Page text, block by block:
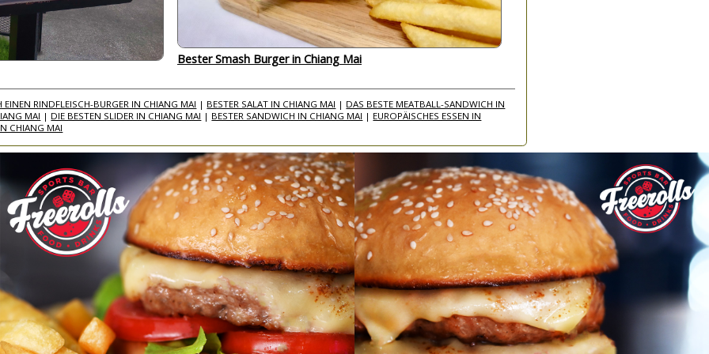
Bester Smash Burger in Chiang Mai
RINDFLEISCH-BURGER IN CHIANG MAI | BESTER SALAT IN CHIANG MAI | DAS BESTE MEATBALL-SANDWICH IN
MAI | DIE BESTEN SLIDER IN CHIANG MAI | BESTER SANDWICH IN CHIANG MAI | EUROPÄISCHES ESSEN IN
CHIANG MAI